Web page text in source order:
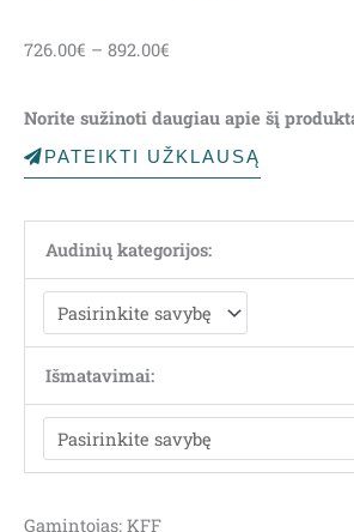
726.00€ – 892.00€
through
892.00€
Norite sužinoti daugiau apie šį
PATEIKTI UŽKLAUSĄ
Audinių kategorijos:
Išmatavimai:
Gamintojas: KFF